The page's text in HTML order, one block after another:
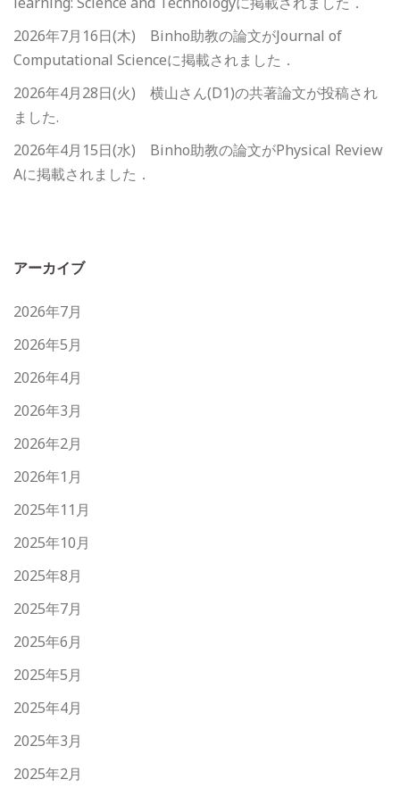
2026年7月16日(木) Binho助教の論文がJournal of
Computational Scienceに掲載されました．
2026年4月28日(火) 横山さん(D1)の共著論文が投稿され
ました.
2026年4月15日(水) Binho助教の論文がPhysical Review
Aに掲載されました．
アーカイブ
2026年7月
2026年5月
2026年4月
2026年3月
2026年2月
2026年1月
2025年11月
2025年10月
2025年8月
2025年7月
2025年6月
2025年5月
2025年4月
2025年3月
2025年2月